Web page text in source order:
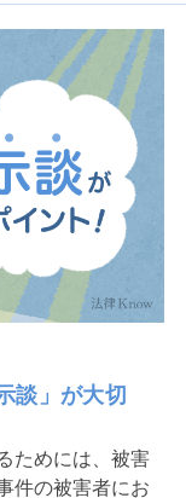
談」が大切
ためには、被害
件の被害者にお